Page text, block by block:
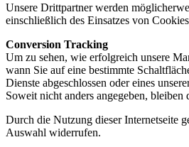
Unsere Drittpartner werden
einschließlich des Einsatzes von
Conversion Tracking
Um zu sehen, wie erfolgreich unsere
wann Sie auf eine bestimmte
Dienste abgeschlossen oder eines
Soweit nicht anders angegeben,
Durch die Nutzung dieser Internetseite
Auswahl widerrufen.